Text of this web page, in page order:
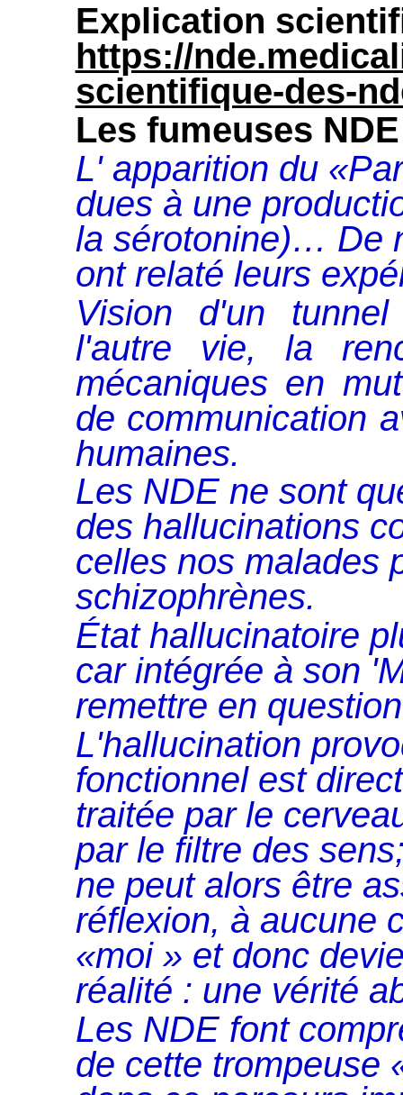
Explication
https://
scientifique-des-
Les fumeuses NDE
L' apparition du
dues à une
la sérotonine)… De
ont relaté leurs
Vision d'un
l'autre vie, la
mécaniques en
de communication
humaines.
Les NDE ne sont
des hallucinations
celles nos malades
schizophrènes.
État hallucinatoire
car intégrée à son
remettre en
L'hallucination
fonctionnel est
traitée par le
par le filtre des
ne peut alors être
réflexion, à aucune
«moi » et donc
réalité : une vérité
Les NDE font
de cette trompeuse